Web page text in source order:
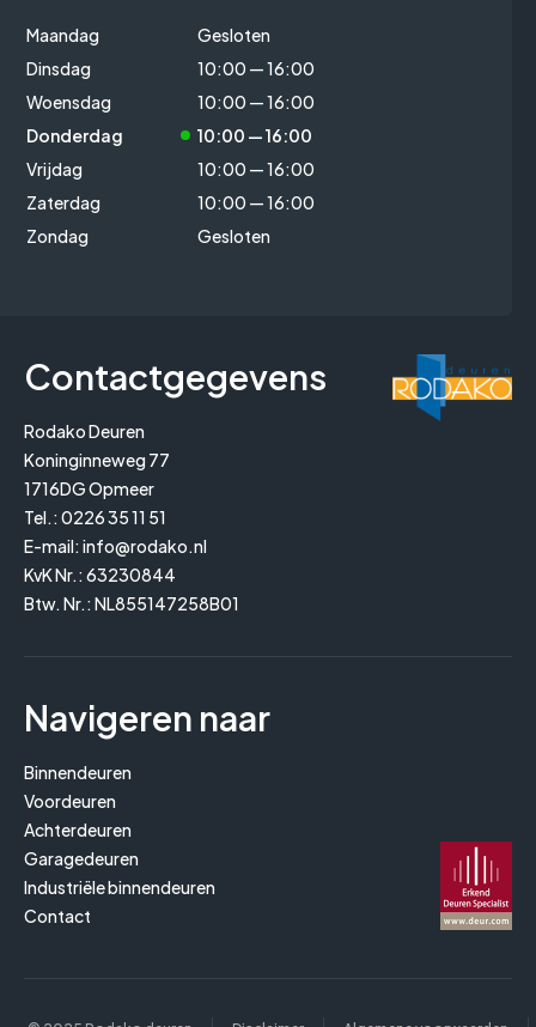
Maandag
Gesloten
Dinsdag
10:00 — 16:00
Woensdag
10:00 — 16:00
Donderdag
10:00 — 16:00
Vrijdag
10:00 — 16:00
Zaterdag
10:00 — 16:00
Zondag
Gesloten
Contactgegevens
Rodako Deuren
Koninginneweg 77
1716DG Opmeer
Tel.: 0226 35 11 51
E-mail: info@rodako.nl
KvK Nr.: 63230844
Btw. Nr.: NL855147258B01
Navigeren naar
Binnendeuren
Voordeuren
Achterdeuren
Garagedeuren
Industriële binnendeuren
Contact